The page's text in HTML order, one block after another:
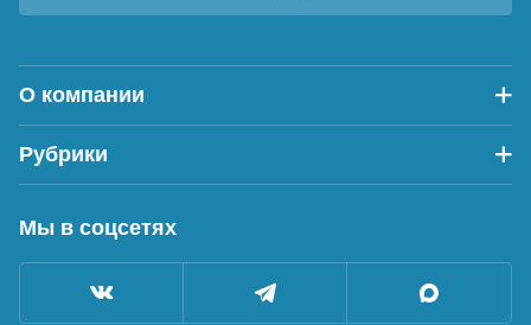
О компании
Рубрики
Мы в соцсетях